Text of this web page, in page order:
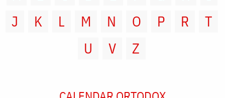
J
K L M N O P R
T
U
V Z